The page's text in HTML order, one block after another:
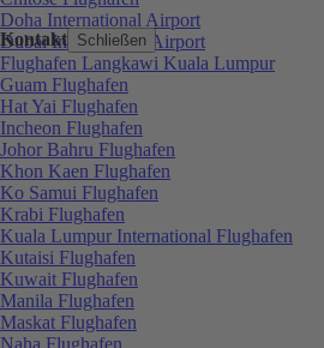
Kontakt Schließen
Doha International Airport
Dubai International Airport
Flughafen Langkawi Kuala Lumpur
Guam Flughafen
Hat Yai Flughafen
Incheon Flughafen
Johor Bahru Flughafen
Khon Kaen Flughafen
Ko Samui Flughafen
Krabi Flughafen
Kuala Lumpur International Flughafen
Kutaisi Flughafen
Kuwait Flughafen
Manila Flughafen
Maskat Flughafen
Naha Flughafen